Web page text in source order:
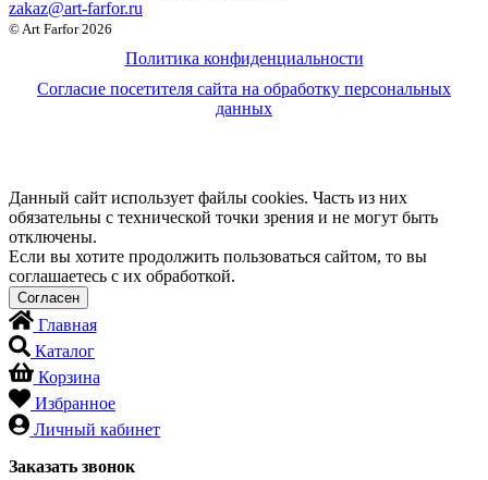
zakaz@art-farfor.ru
© Art Farfor 2026
Политика конфиденциальности
Согласие посетителя сайта на обработку персональных
данных
Данный сайт использует файлы cookies. Часть из них
обязательны с технической точки зрения и не могут быть
отключены.
Если вы хотите продолжить пользоваться сайтом, то вы
соглашаетесь с их обработкой.
Главная
Каталог
Корзина
Избранное
Личный кабинет
Заказать звонок